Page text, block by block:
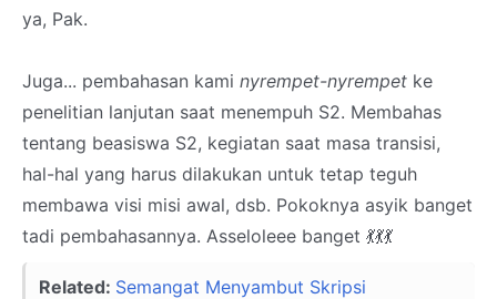
ya, Pak.
Juga... pembahasan kami nyrempet-nyrempet ke
penelitian lanjutan saat menempuh S2. Membahas
tentang beasiswa S2, kegiatan saat masa transisi,
hal-hal yang harus dilakukan untuk tetap teguh
membawa visi misi awal, dsb. Pokoknya asyik banget
tadi pembahasannya. Asseloleee banget 💃💃💃
Related: Semangat Menyambut Skripsi